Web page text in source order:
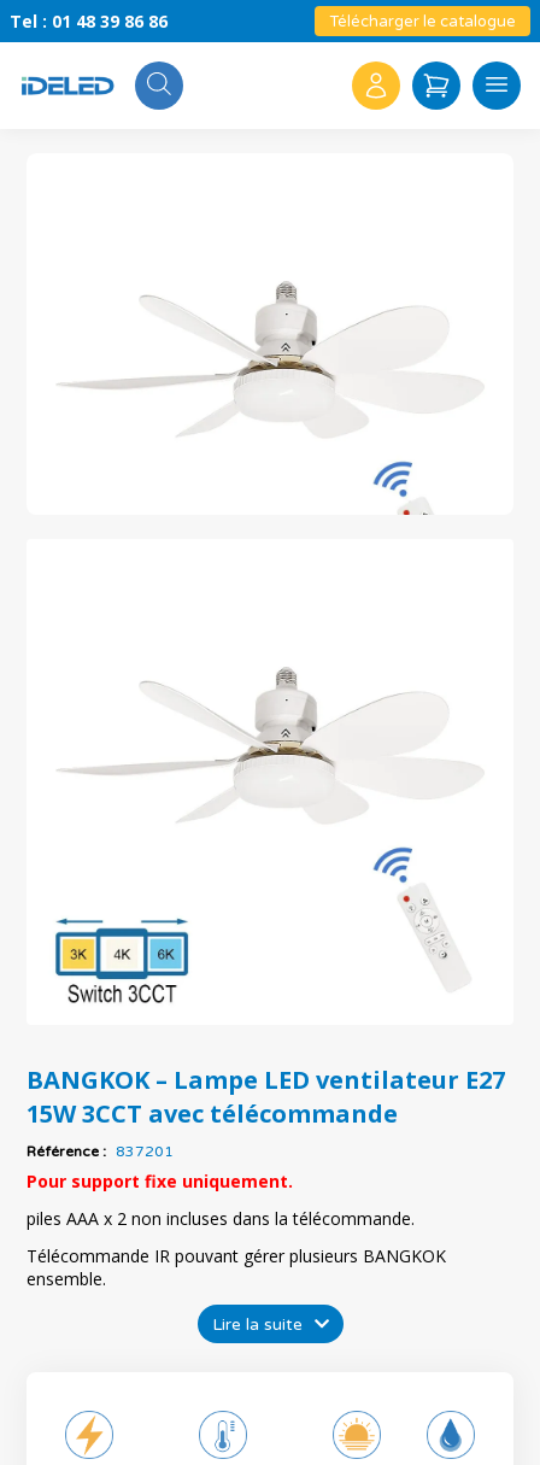
Tel : 01 48 39 86 86 Télécharger le catalogue
Search
BANGKOK – Lampe LED ventilateur E27
15W 3CCT avec télécommande
Référence : 837201
Pour support fixe uniquement.
piles AAA x 2 non incluses dans la télécommande.
Télécommande IR pouvant gérer plusieurs BANGKOK
ensemble.
Lire la suite